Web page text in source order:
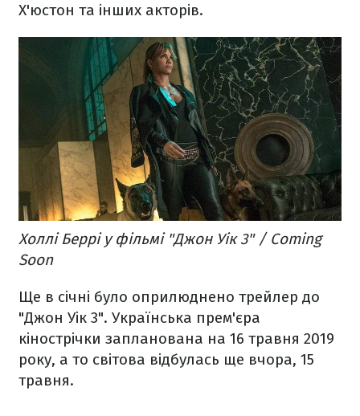
Х'юстон та інших акторів.
Холлі Беррі у фільмі "Джон Уік 3" / Coming
Soon
Ще в січні було оприлюднено трейлер до
"Джон Уік 3". Українська прем'єра
кінострічки запланована на 16 травня 2019
року, а то світова відбулась ще вчора, 15
травня.